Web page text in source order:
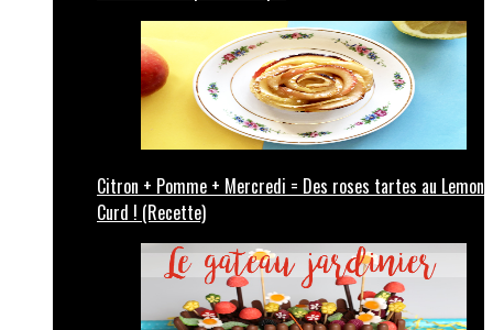
Citron + Pomme + Mercredi = Des roses tartes au Lemon
Curd ! (Recette)